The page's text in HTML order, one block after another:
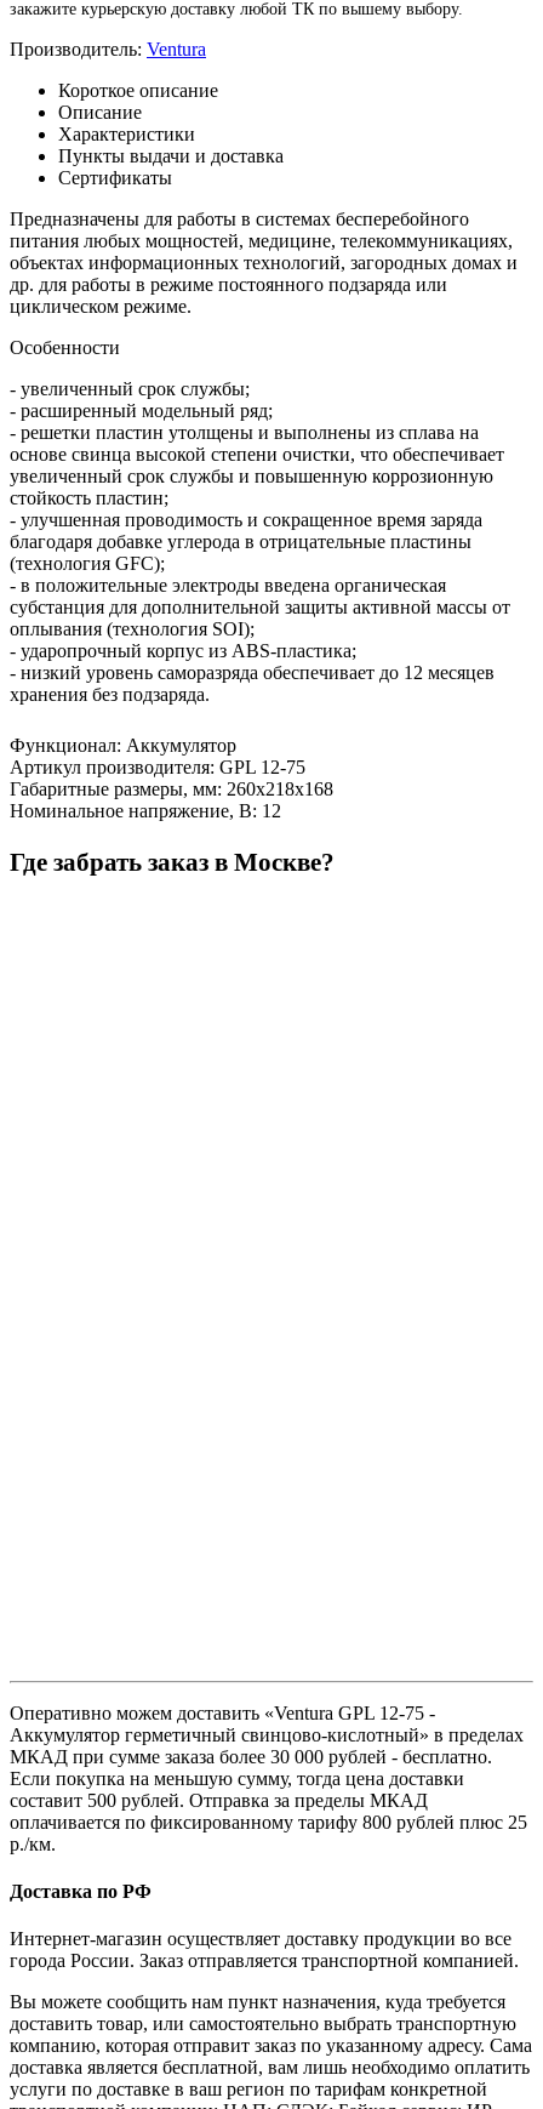
закажите курьерскую доставку любой ТК по вышему выбору.
Производитель: Ventura
Короткое описание
Описание
Характеристики
Пункты выдачи и доставка
Сертификаты
Предназначены для работы в системах бесперебойного
питания любых мощностей, медицине, телекоммуникациях,
объектах информационных технологий, загородных домах и
др. для работы в режиме постоянного подзаряда или
циклическом режиме.
Особенности
- увеличенный срок службы;
- расширенный модельный ряд;
- решетки пластин утолщены и выполнены из сплава на
основе свинца высокой степени очистки, что обеспечивает
увеличенный срок службы и повышенную коррозионную
стойкость пластин;
- улучшенная проводимость и сокращенное время заряда
благодаря добавке углерода в отрицательные пластины
(технология GFC);
- в положительные электроды введена органическая
субстанция для дополнительной защиты активной массы от
оплывания (технология SOI);
- ударопрочный корпус из ABS-пластика;
- низкий уровень саморазряда обеспечивает до 12 месяцев
хранения без подзаряда.
Функционал: Аккумулятор
Артикул производителя: GPL 12-75
Габаритные размеры, мм: 260х218х168
Номинальное напряжение, В: 12
Где забрать заказ в Москве?
Оперативно можем доставить «Ventura GPL 12-75 -
Аккумулятор герметичный свинцово-кислотный» в пределах
МКАД при сумме заказа более 30 000 рублей - бесплатно.
Если покупка на меньшую сумму, тогда цена доставки
составит 500 рублей. Отправка за пределы МКАД
оплачивается по фиксированному тарифу 800 рублей плюс 25
р./км.
Доставка по РФ
Интернет-магазин осуществляет доставку продукции во все
города России. Заказ отправляется транспортной компанией.
Вы можете сообщить нам пункт назначения, куда требуется
доставить товар, или самостоятельно выбрать транспортную
компанию, которая отправит заказ по указанному адресу. Сама
доставка является бесплатной, вам лишь необходимо оплатить
услуги по доставке в ваш регион по тарифам конкретной